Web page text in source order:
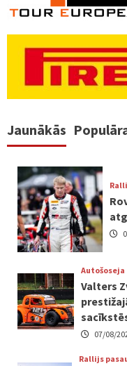
Jaunākās
Autošoseja
Valters
07/08/
Rallijs